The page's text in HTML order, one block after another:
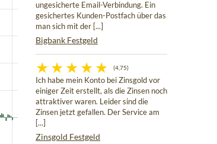
ungesicherte Email-Verbindung. Ein
gesichertes Kunden-Postfach über das
man sich mit der [...]
Bigbank Festgeld
(4,75)
Ich habe mein Konto bei Zinsgold vor
einiger Zeit erstellt, als die Zinsen noch
attraktiver waren. Leider sind die
Zinsen jetzt gefallen. Der Service am
[...]
Zinsgold Festgeld